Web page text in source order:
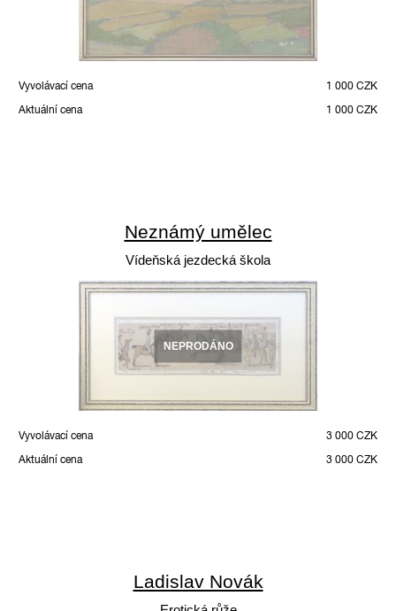
Vyvolávací cena
1 000 CZK
Aktuální cena
1 000 CZK
Neznámý umělec
Vídeňská jezdecká škola
NEPRODÁNO
Vyvolávací cena
3 000 CZK
Aktuální cena
3 000 CZK
Ladislav Novák